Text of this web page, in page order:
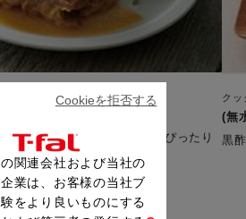
ス（210レシピ内蔵）
そそり、夏に！ビールに！ぴったり
備時間：5分】
クッ
(無
黒
関連会社および当社の
業は、お客様の当社ブ
をより良いものにする
Cookieを拒否する